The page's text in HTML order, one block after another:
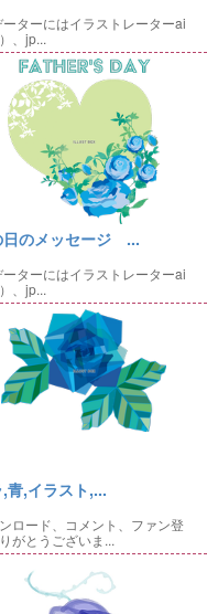
ターにはイラストレーターai
）、jp...
日のメッセージ ...
ターにはイラストレーターai
）、jp...
青,イラスト,...
ロード、コメント、ファン登
がとうございま...